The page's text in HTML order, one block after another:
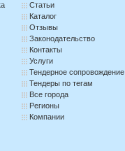
Статьи
Каталог
Отзывы
Законодательство
Контакты
Услуги
Тендерное сопровождение
Тендеры по тегам
Все города
Регионы
Компании